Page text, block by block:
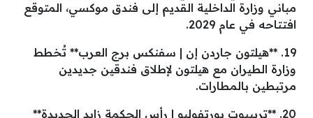
مباني وزارة الداخلية القديم إلى فندق موكسي، المتوقع
افتتاحه في عام 2029.
19. **هيلتون جاردن إن | سفنكس برج العرب** تُخطط
وزارة الطيران مع هيلتون لإطلاق فندقين جديدين
مرتبطين بالمطارات.
20. **تريبيوت بورتفوليو | رأس الحكمة زايد الجديدة**